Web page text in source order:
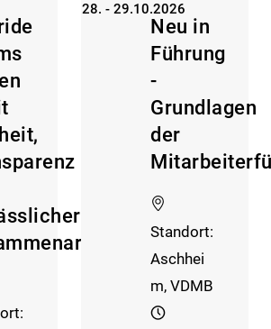
28. - 29.10.2026
Neu in
Führung
-
Grundlagen
der
Standort:
Aschhei
m, VDMB